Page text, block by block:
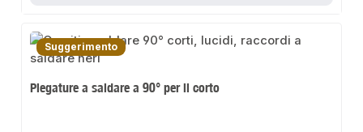
Suggerimento
Piegature a saldare a 90° per il corto